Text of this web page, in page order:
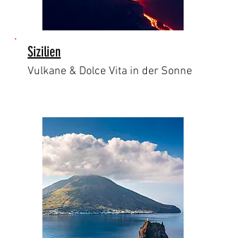
Sizilien
Vulkane & Dolce Vita in der Sonne